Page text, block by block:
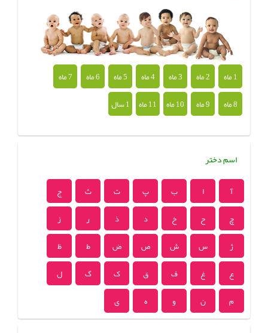
1 ماه 2 ماه 3 ماه 4 ماه 5 ماه 6 ماه
7 ماه
8 ماه
9 ماه 10 ماه 11 ماه 1 سال
اسم دختر
آ ا ب پ ت ث
ج
چ
ح خ د ذ ر
ز
ژ
س ش ص ض ط
ظ
ع
غ ف ق ک گ
ل
م
ن و ه ی